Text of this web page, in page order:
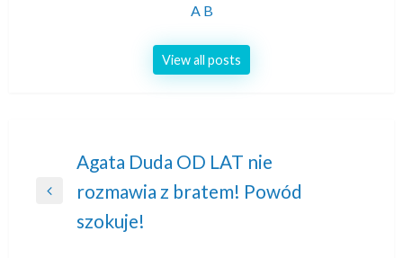
A B
View all posts
Nawigacja
wpisu
Previous
Agata Duda OD LAT nie
rozmawia z bratem! Powód
szokuje!